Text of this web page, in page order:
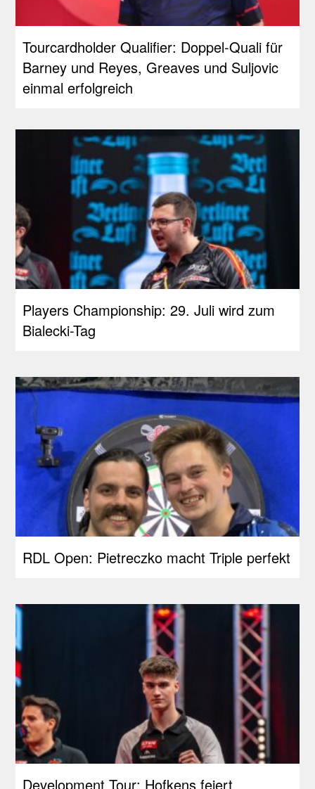
Tourcardholder Qualifier: Doppel-Quali für
Barney und Reyes, Greaves und Suljovic
einmal erfolgreich
Players Championship: 29. Juli wird zum
Bialecki-Tag
RDL Open: Pietreczko macht Triple perfekt
Development Tour: Hofkens feiert